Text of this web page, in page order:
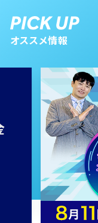
オススメ情報